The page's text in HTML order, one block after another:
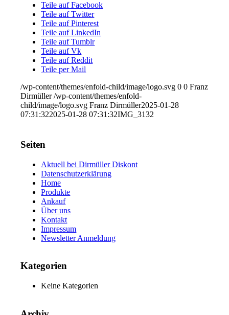
Teile auf Facebook
Teile auf Twitter
Teile auf Pinterest
Teile auf LinkedIn
Teile auf Tumblr
Teile auf Vk
Teile auf Reddit
Teile per Mail
/wp-content/themes/enfold-child/image/logo.svg 0 0 Franz
Dirmüller /wp-content/themes/enfold-
child/image/logo.svg Franz Dirmüller2025-01-28
07:31:322025-01-28 07:31:32IMG_3132
Seiten
Aktuell bei Dirmüller Diskont
Datenschutzerklärung
Home
Produkte
Ankauf
Über uns
Kontakt
Impressum
Newsletter Anmeldung
Kategorien
Keine Kategorien